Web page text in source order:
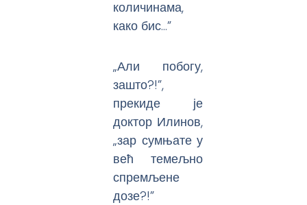
количинама,
како бис…”
„Али побогу,
зашто?!”,
прекиде је
доктор Илинов,
„зар сумњате у
већ темељно
спремљене
дозе?!”